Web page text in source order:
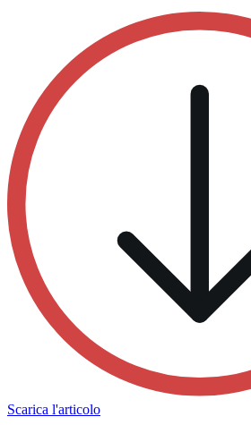
Scarica l'articolo